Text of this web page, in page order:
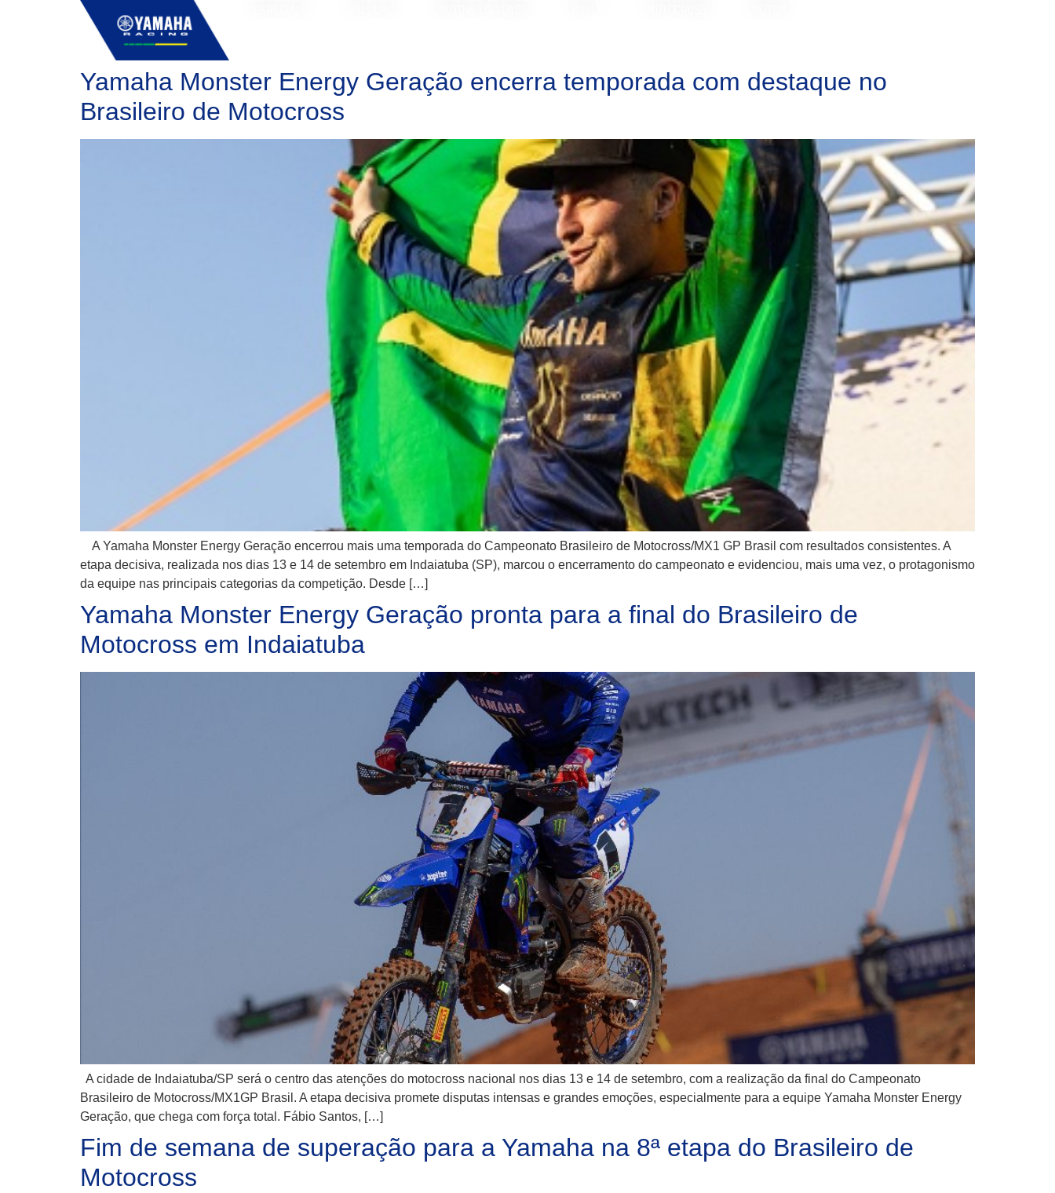
Yamaha Monster Energy Geração encerra temporada com destaque no
Brasileiro de Motocross
A Yamaha Monster Energy Geração encerrou mais uma temporada do Campeonato Brasileiro de Motocross/MX1 GP Brasil com resultados consistentes. A
etapa decisiva, realizada nos dias 13 e 14 de setembro em Indaiatuba (SP), marcou o encerramento do campeonato e evidenciou, mais uma vez, o protagonismo
da equipe nas principais categorias da competição. Desde […]
Yamaha Monster Energy Geração pronta para a final do Brasileiro de
Motocross em Indaiatuba
A cidade de Indaiatuba/SP será o centro das atenções do motocross nacional nos dias 13 e 14 de setembro, com a realização da final do Campeonato
Brasileiro de Motocross/MX1GP Brasil. A etapa decisiva promete disputas intensas e grandes emoções, especialmente para a equipe Yamaha Monster Energy
Geração, que chega com força total. Fábio Santos, […]
Fim de semana de superação para a Yamaha na 8ª etapa do Brasileiro de
Motocross